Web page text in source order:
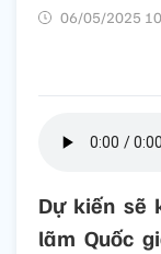
06/05/2025
Dự kiến sẽ
lãm Quốc